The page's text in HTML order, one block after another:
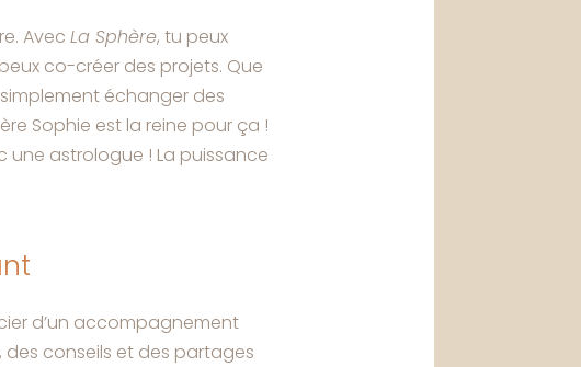
Avec La Sphère, tu peux
co-créer des projets. Que
échanger des
Sophie est la reine pour ça !
astrologue ! La puissance
d’un accompagnement
conseils et des partages